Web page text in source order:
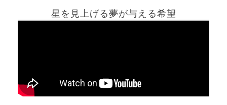
星を見上げる夢が与える希望
ホーム
最新記事動画